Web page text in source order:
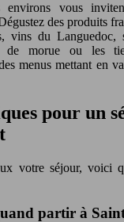
environs vous
des produits
vins du Languedoc,
de morue ou les
menus mettant en
pour un
votre séjour, voici
partir à